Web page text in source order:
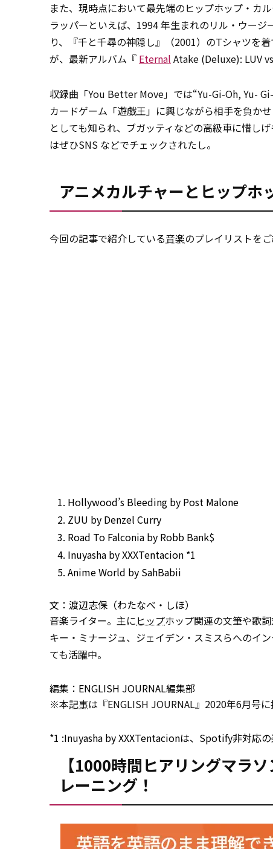
また、現時点において最先端のヒップホップ・カ
ラッパーといえば、1994 年生まれのリル・ウー
り、『千と千尋の神隠し』（2001）のTシャツを
が、最新アルバム『 Eternal Atake (Deluxe): LUV
収録曲「You Better Move」では“Yu-Gi-Oh, Yu-
カードゲーム「遊戯王」に興じながら相手を負か
としても知られ、ブガッティなどの高級車に惜し
はぜひSNS などでチェックされたし。
アニメカルチャーとヒップホ
今回の記事で紹介している音楽のプレイリストをご
Hollywood’s Bleeding by Post Malone
ZUU by Denzel Curry
Road To Falconia by Robb Bank$
Inuyasha byXXXTentacion *1
Anime World by SahBabii
文：渡辺志保（わたなべ・しほ）
音楽ライター。主にヒップホップ関連の文筆や歌
キー・ミナージュ、ジェイデン・スミスらへのイ
ても活躍中。
編集：ENGLISH JOURNAL編集部
※本記事は『ENGLISH JOURNAL』2020年6月号
*1 :Inuyasha byXXXTentacionは、Spotify非対応
【1000時間ヒアリングマラ
レーニング！